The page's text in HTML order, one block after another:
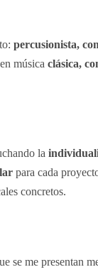
percusionista,
música clásica,
la
para cada
concretos.
se me presentan